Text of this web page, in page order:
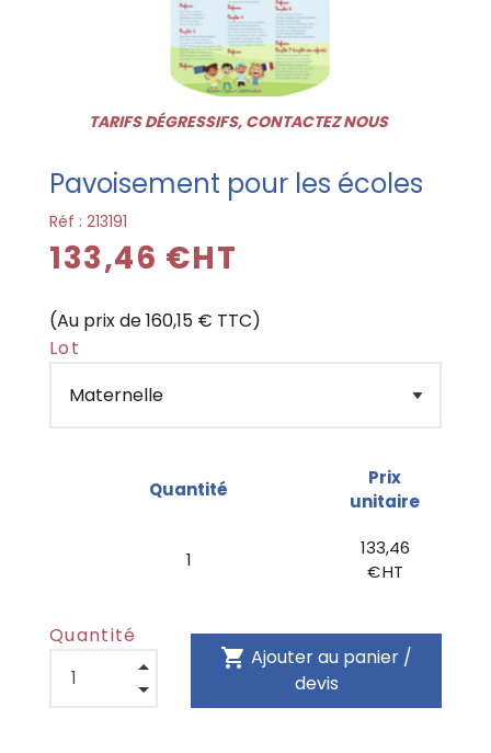
TARIFS DÉGRESSIFS, CONTACTEZ NOUS
Pavoisement pour les écoles
Réf : 213191
133,46 €HT
(Au prix de 160,15 € TTC)
Lot
Quantité
Prix
unitaire
1
133,46
€ HT
Quantité
shopping_cart Ajouter au panier /
devis